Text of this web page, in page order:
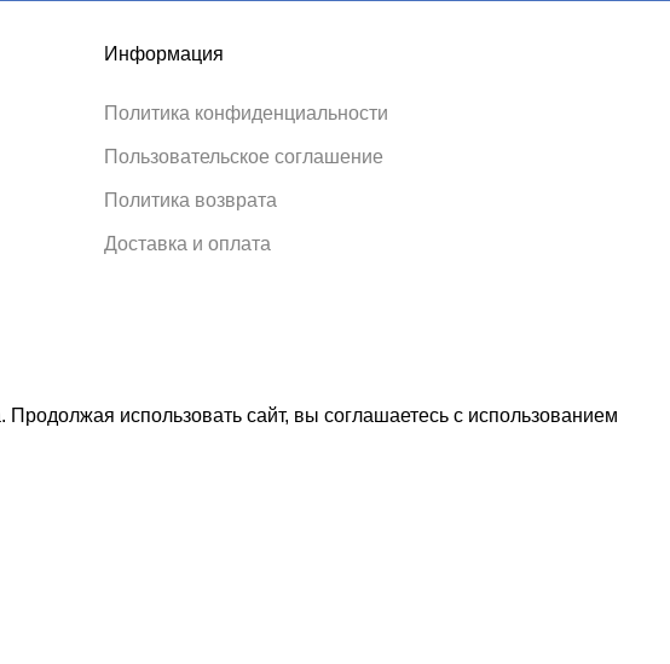
Информация
Политика конфиденциальности
Пользовательское соглашение
Политика возврата
Доставка и оплата
использовать сайт, вы соглашаетесь с использованием